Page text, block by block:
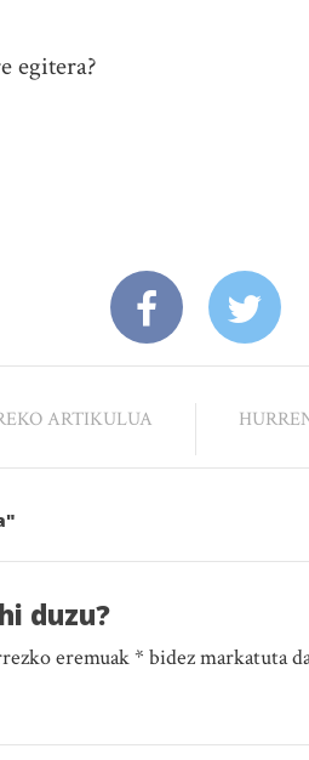
egitera?
ARTIKULUA
duzu?
eremuak * bidez markatuta